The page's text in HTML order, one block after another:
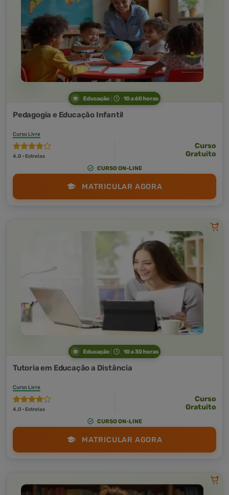
Educação 10 a 60 horas
Pedagogia e Educação Infantil
Curso Livre
4,0 · Estrelas
Curso
Gratuito
CURSO ON-LINE
MATRICULAR AGORA
Educação 10 a 30 horas
Tutoria em Educação a Distância
Curso Livre
4,0 · Estrelas
Curso
Gratuito
CURSO ON-LINE
MATRICULAR AGORA